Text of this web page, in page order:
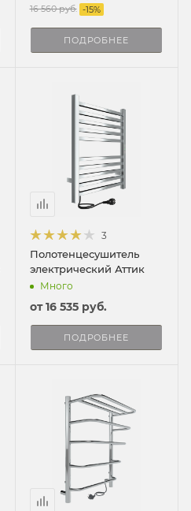
16 560 руб. -15%
ПОДРОБНЕЕ
3
Полотенцесушитель
электрический Аттик
Много
от16 535 руб.
ПОДРОБНЕЕ